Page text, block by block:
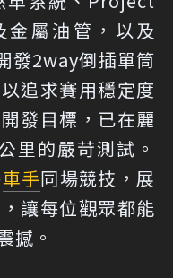
屬油管，以及
發2way倒插單筒
追求賽用穩定度
發目標，已在麗
里的嚴苛測試。
車手同場競技，展
讓每位觀眾都能
撼。